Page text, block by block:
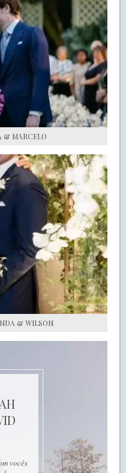
NOIVA
I DO
& MARCELO
& WILSON
vocês